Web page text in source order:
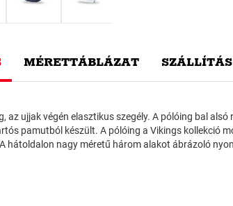
MÉRETTÁBLÁZAT
az ujjak végén elasztikus szegély. A pólóing bal alsó
pamutból készült. A pólóing a Vikings kollekció
hátoldalon nagy méretű három alakot ábrázoló